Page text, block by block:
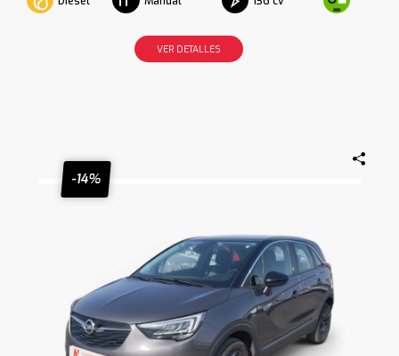
VER DETALLES
-14%